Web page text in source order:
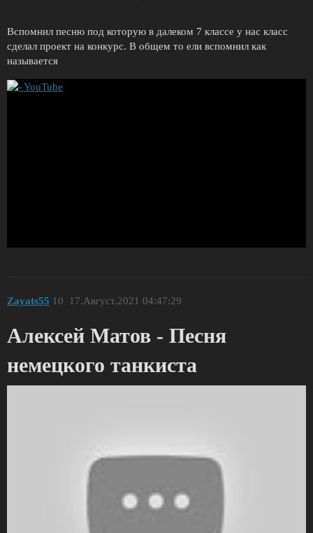
Вспомнил песню под которую в далеком 7 классе у нас класс
сделал проект на конкурс. В общем то ели вспомнил как
называется
Zayats55 17.Август.2021 04:47:29
10
Алексей Матов - Песня
немецкого танкиста